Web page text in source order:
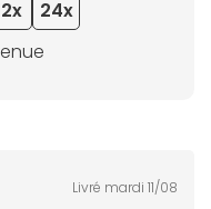
24x
Livré mardi 11/08